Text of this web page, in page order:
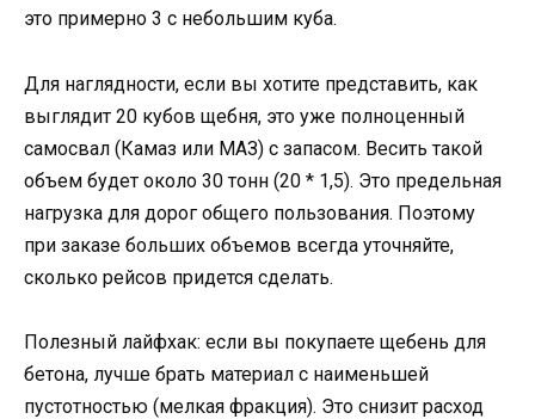
это примерно 3 с небольшим куба.
Для наглядности, если вы хотите представить, как
выглядит 20 кубов щебня, это уже полноценный
самосвал (Камаз или МАЗ) с запасом. Весить такой
объем будет около 30 тонн (20 * 1,5). Это предельная
нагрузка для дорог общего пользования. Поэтому
при заказе больших объемов всегда уточняйте,
сколько рейсов придется сделать.
Полезный лайфхак: если вы покупаете щебень для
бетона, лучше брать материал с наименьшей
пустотностью (мелкая фракция). Это снизит расход